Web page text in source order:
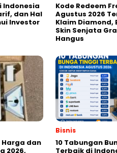
Indonesia
dan Hal
Investor
Kode Redeem
Agustus 2026
Klaim Diamond,
Skin Senjata
Hangus
Harga dan
2026,
Bisnis
10 Tabungan
Terbaik di